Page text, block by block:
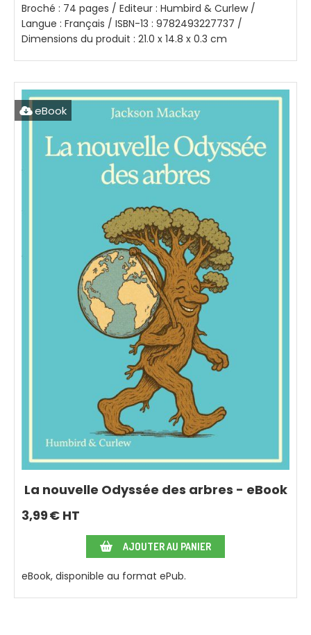
Broché : 74 pages / Editeur : Humbird & Curlew /
Langue : Français / ISBN-13 : 9782493227737 /
Dimensions du produit : 21.0 x 14.8 x 0.3 cm
eBook
La nouvelle Odyssée des arbres - eBook
eBook, disponible au format ePub.
3,99€ HT
AJOUTER AU PANIER